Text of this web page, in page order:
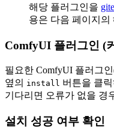
해당 플러그인을
용은 다음 페이지의
ComfyUI 플러그인 (
필요한 ComfyUI 플러그
옆의 install 버튼을 클
기다리면 오류가 없을 경
설치 성공 여부 확인